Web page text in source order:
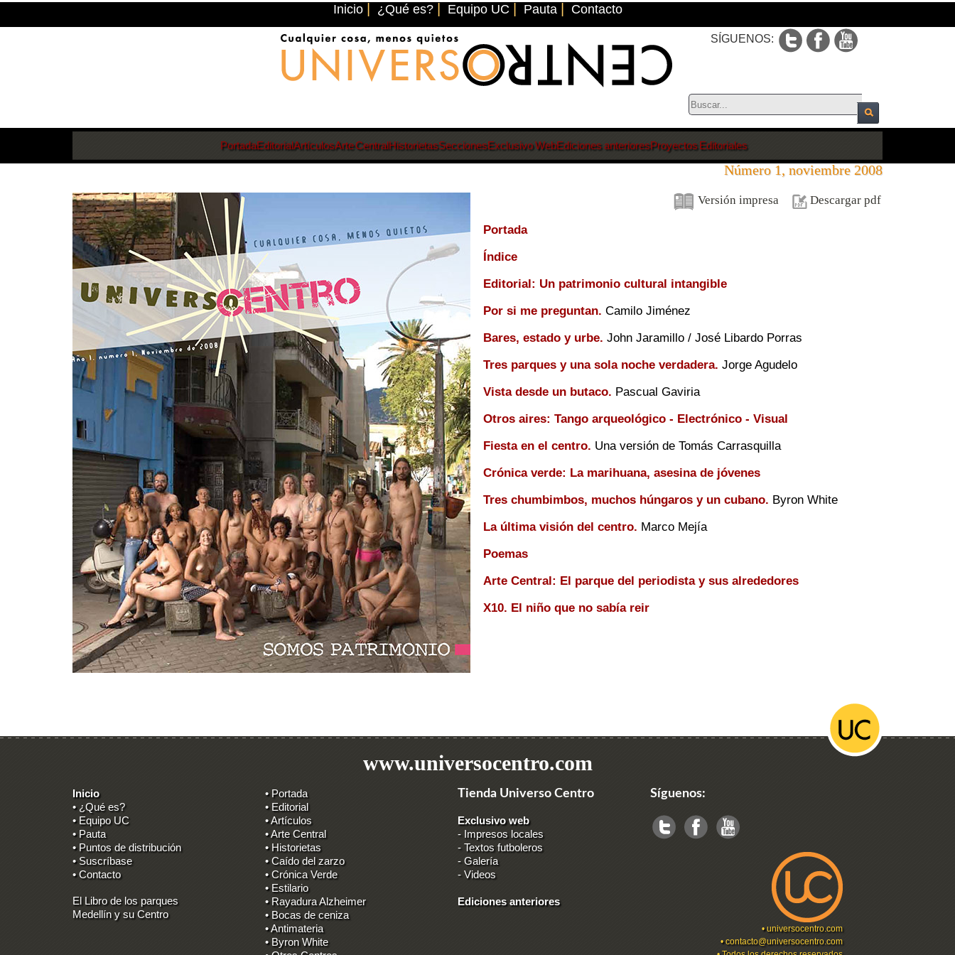
Inicio ¿Qué es? Equipo UC Pauta Contacto
SÍGUENOS:
PortadaEditorialArtículosArte CentralHistorietasSeccionesExclusivo WebEdiciones anterioresProyectos Editoriales
Número 1, noviembre 2008
Versión impresa Descargar pdf
Portada
Índice
Editorial: Un patrimonio cultural intangible
Por si me preguntan. Camilo Jiménez
Bares, estado y urbe. John Jaramillo / José Libardo Porras
Tres parques y una sola noche verdadera. Jorge Agudelo
Vista desde un butaco. Pascual Gaviria
Otros aires: Tango arqueológico - Electrónico - Visual
Fiesta en el centro. Una versión de Tomás Carrasquilla
Crónica verde: La marihuana, asesina de jóvenes
Tres chumbimbos, muchos húngaros y un cubano. Byron White
La última visión del centro. Marco Mejía
Poemas
Arte Central: El parque del periodista y sus alrededores
X10. El niño que no sabía reir
www.universocentro.com
Inicio
• ¿Qué es?
• Equipo UC
• Pauta
• Puntos de distribución
• Suscríbase
• Contacto
El Libro de los parques
Medellín y su Centro
• Portada
• Editorial
• Artículos
• Arte Central
• Historietas
• Caído del zarzo
• Crónica Verde
• Estilario
• Rayadura Alzheimer
• Bocas de ceniza
• Antimateria
• Byron White
Tienda Universo Centro
Exclusivo web
- Impresos locales
-Textos futboleros
-Galería
-Videos
Ediciones anteriores
Síguenos:
•universocentro.com
•contacto@universocentro.com